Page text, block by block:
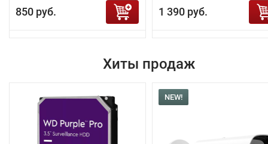
850 руб. 1 390 руб.
Хиты продаж
NEW!